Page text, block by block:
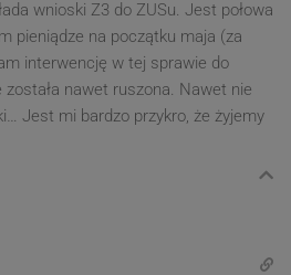
wnioski Z3 do ZUSu. Jest połowa
pieniądze na początku maja (za
interwencję w tej sprawie do
nawet ruszona. Nawet nie
Jest mi bardzo przykro, że żyjemy